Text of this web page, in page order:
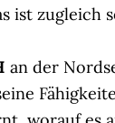
ist zugleich
an der